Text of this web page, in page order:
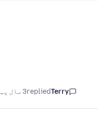
Terry
replied3 سال پہلے